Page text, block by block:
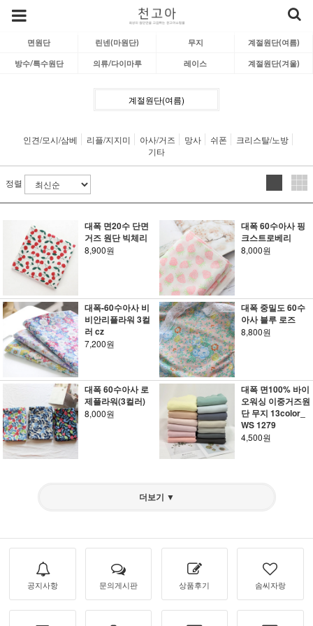
면원단 린넨(마원단) 무지 계절원단(여름)
방수/특수원단 의류/다이마루 레이스 계절원단(겨울)
계절원단(여름)
인견/모시/삼베 리플/지지미 아사/거즈 망사 쉬폰
크리스탈/노방
기타
정렬
대폭 면20수 단면
거즈 원단 빅체리
8,900원
대폭 60수아사 핑
크스트로베리
8,000원
대폭-60수아사 비
비안리플라워 3컬
러 cz
7,200원
대폭 중밀도 60수
아사 블루 로즈
8,800원
대폭 60수아사 로
제플라워(3컬러)
8,000원
대폭 면100% 바이
오워싱 이중거즈원
단 무지 13color_
WS 1279
4,500원
더보기 ▼
공지사항 문의게시판 상품후기 솜씨자랑